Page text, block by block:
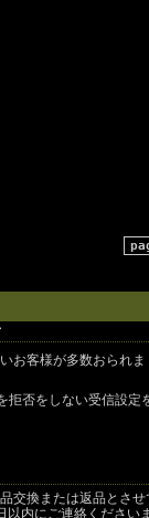
お客様が多数おられま
否をしない受信設定
交換または返品とさせ
以内にご連絡くださいま